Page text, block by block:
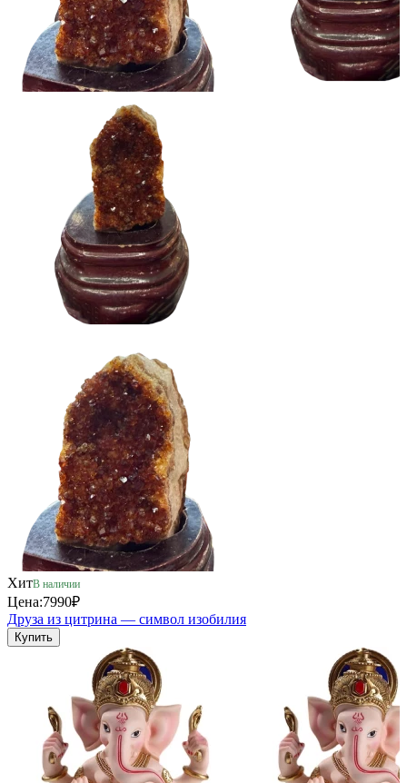
ХитВ наличии
Цена:7990₽
Друза из цитрина — символ изобилия
Купить